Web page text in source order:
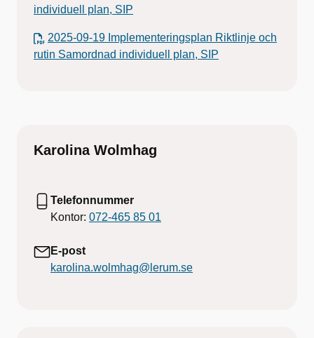
individuell plan, SIP
2025-09-19 Implementeringsplan Riktlinje och
rutin Samordnad individuell plan, SIP
Karolina Wolmhag
Telefonnummer
Kontor: 072-465 85 01
E-post
karolina.wolmhag@lerum.se